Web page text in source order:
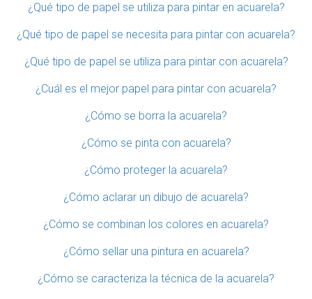
¿Qué tipo de papel se utiliza para pintar en acuarela?
¿Qué tipo de papel se necesita para pintar con acuarela?
¿Qué tipo de papel se utiliza para pintar con acuarela?
¿Cuál es el mejor papel para pintar con acuarela?
¿Cómo se borra la acuarela?
¿Cómo se pinta con acuarela?
¿Cómo proteger la acuarela?
¿Cómo aclarar un dibujo de acuarela?
¿Cómo se combinan los colores en acuarela?
¿Cómo sellar una pintura en acuarela?
¿Cómo se caracteriza la técnica de la acuarela?